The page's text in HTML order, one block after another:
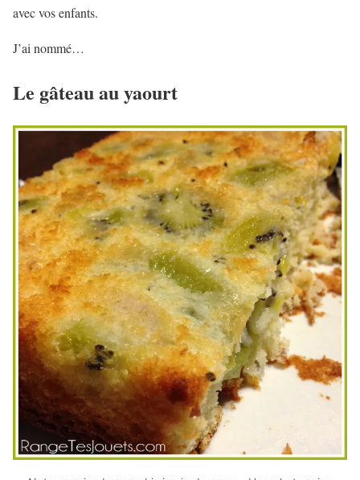
avec vos enfants.
J’ai nommé…
Le gâteau au yaourt